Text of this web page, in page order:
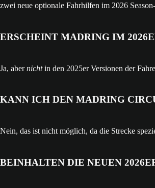
zwei neue optionale Fahrhilfen im 2026
ERSCHEINT MADRING IM
Ja, abernichtin den 2025er Versionen der
KANN ICH DEN MADRING
Nein, das ist nicht möglich, da die Strecke
BEINHALTEN DIE NEUEN